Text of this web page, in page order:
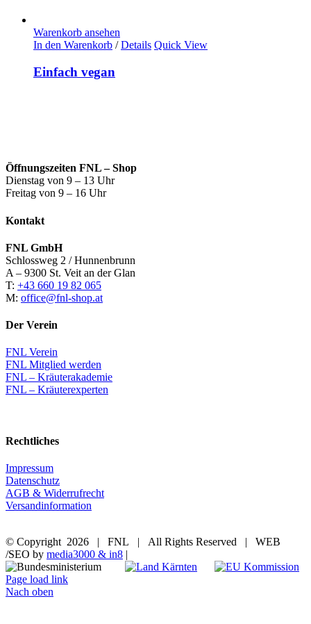
Warenkorb ansehen
In den Warenkorb / Details Quick View
Einfach vegan
Öffnungszeiten FNL – Shop
Dienstag von 9 – 13 Uhr
Freitag von 9 – 16 Uhr
Kontakt
FNL GmbH
Schlossweg 2 / Hunnenbrunn
A – 9300 St. Veit an der Glan
T: +43 660 19 82 065
M: office@fnl-shop.at
Der Verein
FNL Verein
FNL Mitglied werden
FNL – Kräuterakademie
FNL – Kräuterexperten
Rechtliches
Impressum
Datenschutz
AGB & Widerrufrecht
Versandinformation
© Copyright 2026 | FNL | All Rights Reserved | WEB
/SEO by media3000 & in8 |
Page load link
Nach oben